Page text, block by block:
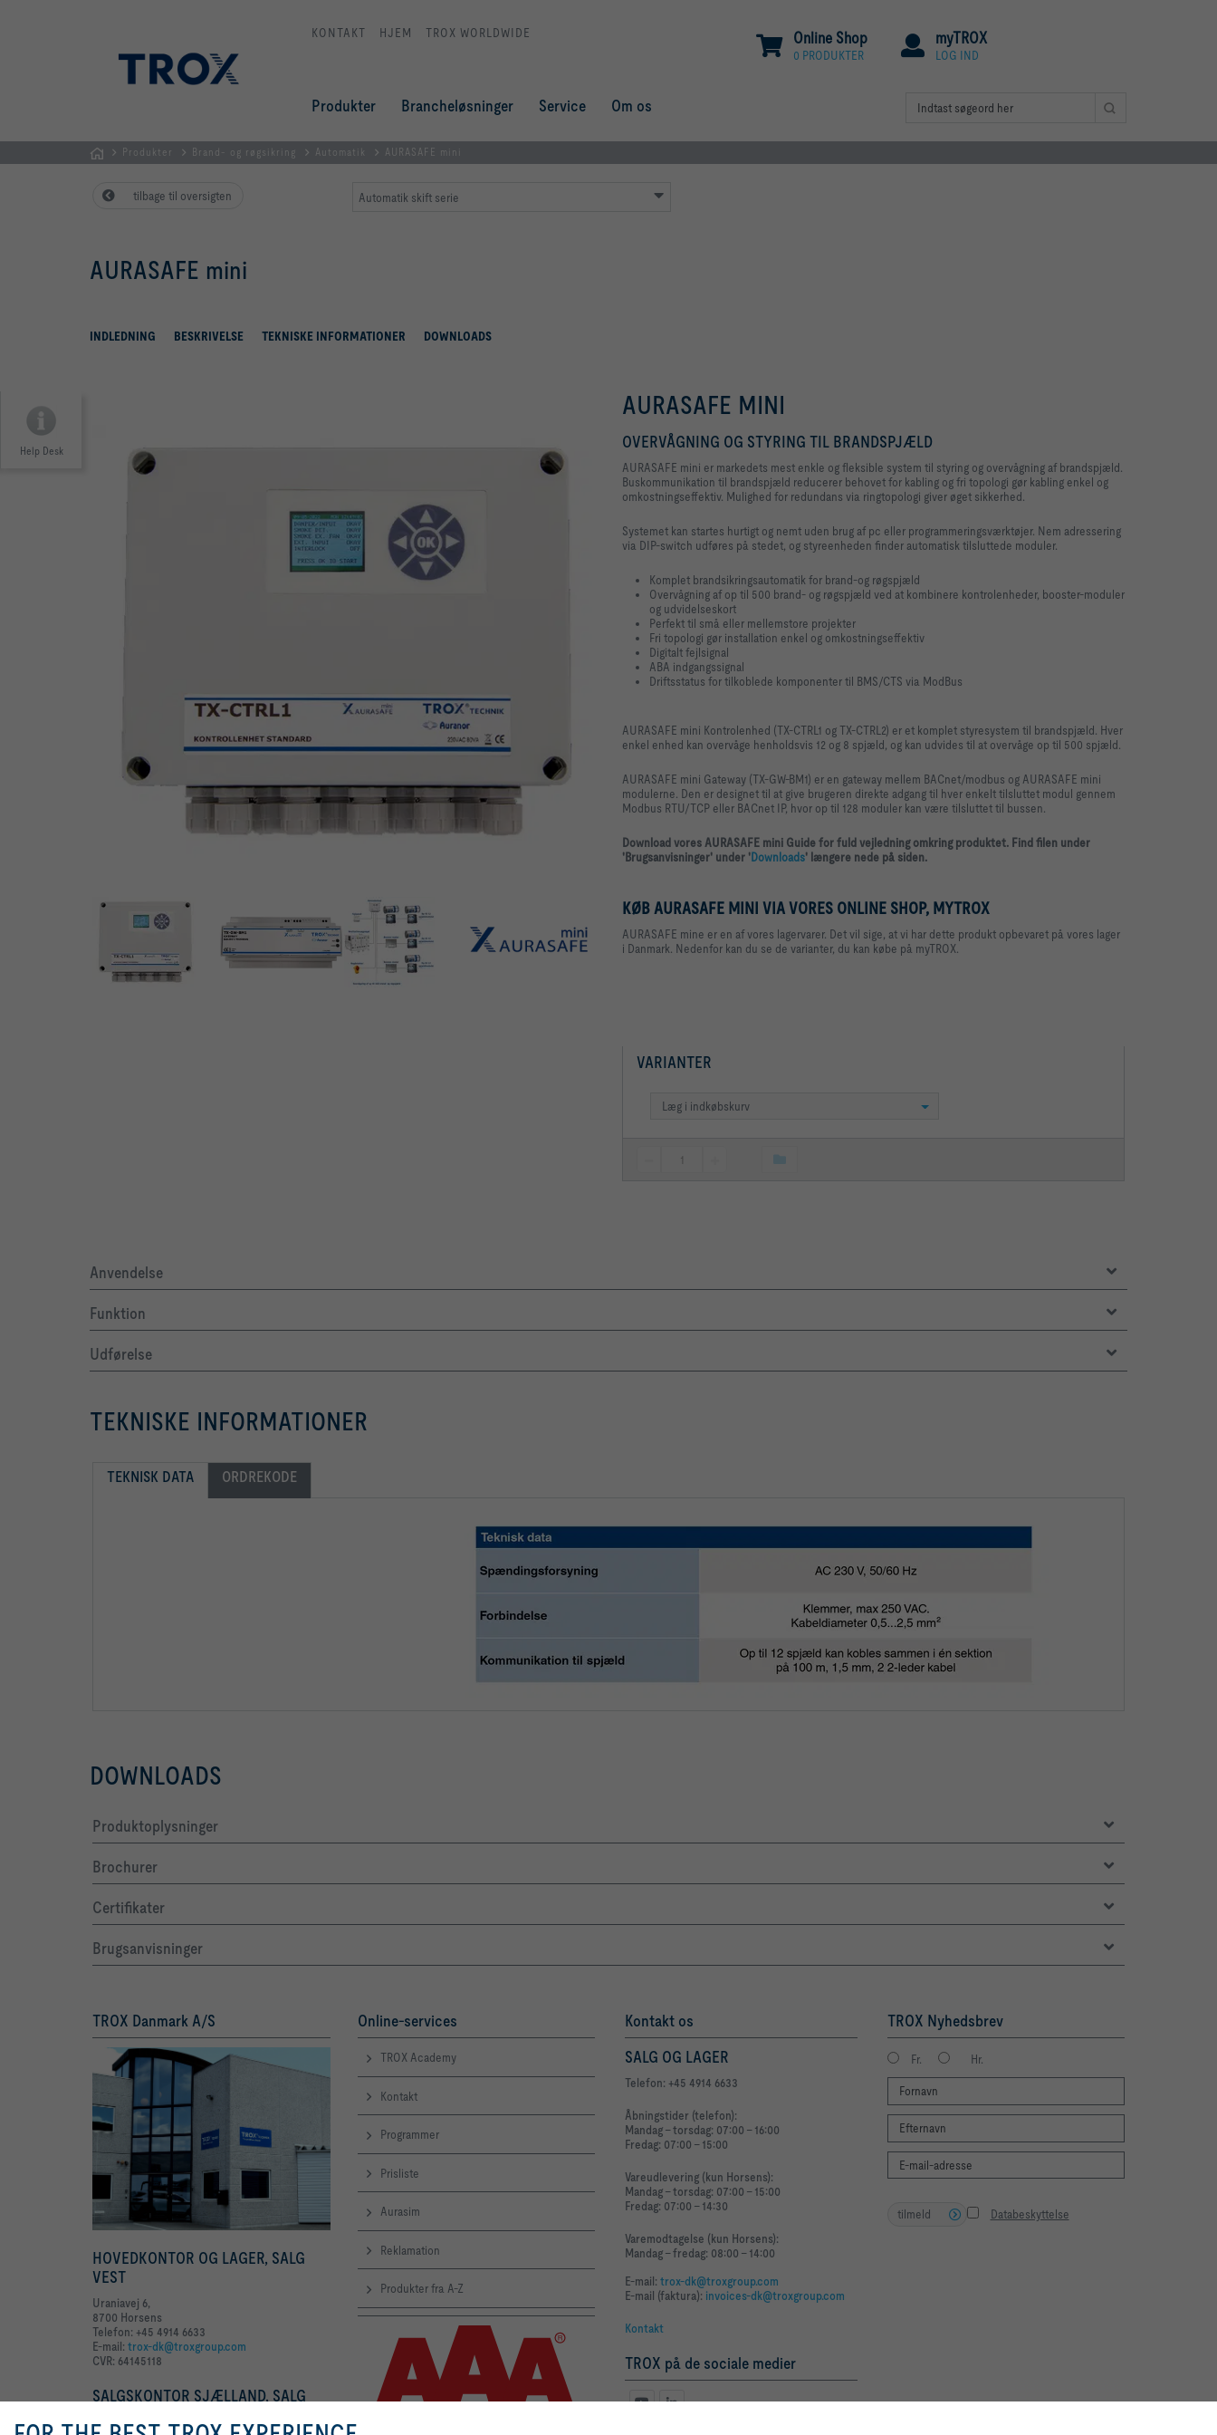
KONTAKT HJEM TROX WORLDWIDE myTROX
LOG IND
Online Shop
0 PRODUKTER
Produkter Brancheløsninger Service Om os
Produkter Brand- og røgsikring Automatik AURASAFE mini
tilbage til oversigten Automatik skift serie
AURASAFE mini
INDLEDNING BESKRIVELSE TEKNISKE INFORMATIONER DOWNLOADS
Help Desk
AURASAFE MINI
OVERVÅGNING OG STYRING TIL BRANDSPJÆLD
AURASAFE mini er markedets mest enkle og fleksible system til styring og overvågning af brandspjæld.
Buskommunikation til brandspjæld reducerer behovet for kabling og fri topologi gør kabling enkel og
omkostningseffektiv. Mulighed for redundans via ringtopologi giver øget sikkerhed.
Systemet kan startes hurtigt og nemt uden brug af pc eller programmeringsværktøjer. Nem adressering
via DIP-switch udføres på stedet, og styreenheden finder automatisk tilsluttede moduler.
Komplet brandsikringsautomatik for brand-og røgspjæld
Overvågning af op til 500 brand- og røgspjæld ved at kombinere kontrolenheder, booster-moduler
og udvidelseskort
Perfekt til små eller mellemstore projekter
Fri topologi gør installation enkel og omkostningseffektiv
Digitalt fejlsignal
ABA indgangssignal
Driftsstatus for tilkoblede komponenter til BMS/CTS via ModBus
AURASAFE mini Kontrolenhed (TX-CTRL1 og TX-CTRL2) er et komplet styresystem til brandspjæld. Hver
enkel enhed kan overvåge henholdsvis 12 og 8 spjæld, og kan udvides til at overvåge op til 500 spjæld.
AURASAFE mini Gateway (TX-GW-BM1) er en gateway mellem BACnet/modbus og AURASAFE mini
modulerne. Den er designet til at give brugeren direkte adgang til hver enkelt tilsluttet modul gennem
Modbus RTU/TCP eller BACnet IP, hvor op til 128 moduler kan være tilsluttet til bussen.
Download vores AURASAFE mini Guide for fuld vejledning omkring produktet. Find filen under
'Brugsanvisninger' under 'Downloads' længere nede på siden.
KØB AURASAFE MINI VIA VORES ONLINE SHOP, MYTROX
AURASAFE mine er en af vores lagervarer. Det vil sige, at vi har dette produkt opbevaret på vores lager
i Danmark. Nedenfor kan du se de varianter, du kan købe på myTROX.
VARIANTER
Læg i indkøbskurv
Anvendelse
Funktion
Udførelse
TEKNISKE INFORMATIONER
TEKNISK DATA ORDREKODE
DOWNLOADS
Produktoplysninger
Brochurer
Certifikater
Brugsanvisninger
TROX Danmark A/S
HOVEDKONTOR OG LAGER, SALG
VEST
Uraniavej 6,
8700 Horsens
Telefon: +45 4914 6633
E-mail: trox-dk@troxgroup.com
CVR: 64145118
SALGSKONTOR SJÆLLAND, SALG
Online-services
TROX Academy
Kontakt
Programmer
Prisliste
Aurasim
Reklamation
Produkter fra A-Z
Kontakt os
SALG OG LAGER
Telefon: +45 4914 6633
Åbningstider (telefon):
Mandag - torsdag: 07:00 - 16:00
Fredag: 07:00 - 15:00
Vareudlevering (kun Horsens):
Mandag - torsdag: 07:00 - 15:00
Fredag: 07:00 - 14:30
Varemodtagelse (kun Horsens):
Mandag - fredag: 08:00 - 14:00
E-mail: trox-dk@troxgroup.com
E-mail (faktura): invoices-dk@troxgroup.com
Kontakt
TROX på de sociale medier
TROX Nyhedsbrev
Fr. Hr.
Databeskyttelse
tilmeld